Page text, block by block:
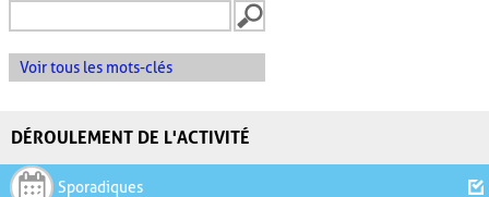
Voir tous les mots-clés
DÉROULEMENT DE L'ACTIVITÉ
Sporadiques